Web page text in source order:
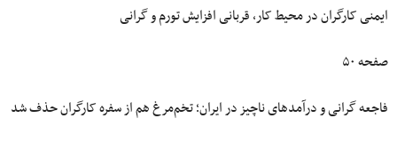
ایمنی کارگران در محیط کار، قربانی افزایش تورم و گرانی
صفحه ۵۰
فاجعه گرانی و درآمدهای ناچیز در ایران؛ تخم‌مرغ هم از سفره کارگران حذف شد